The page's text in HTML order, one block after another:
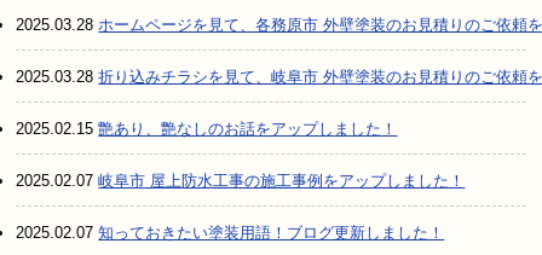
2025.03.28ホームページを見て、各務原市 外壁塗装のお見積りのご依頼
2025.03.28折り込みチラシを見て、岐阜市 外壁塗装のお見積りのご依頼
2025.02.15艶あり、艶なしのお話をアップしました！
2025.02.07岐阜市 屋上防水工事の施工事例をアップしました！
2025.02.07知っておきたい塗装用語！ブログ更新しました！